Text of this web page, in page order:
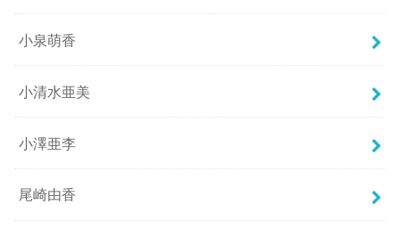
小泉萌香
小清水亜美
小澤亜李
尾崎由香